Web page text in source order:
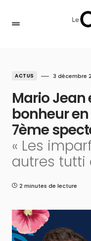
ACTUS 3 décembre
Mario
bonheur
7ème
« Les
autres tutti
2 minutes de lecture